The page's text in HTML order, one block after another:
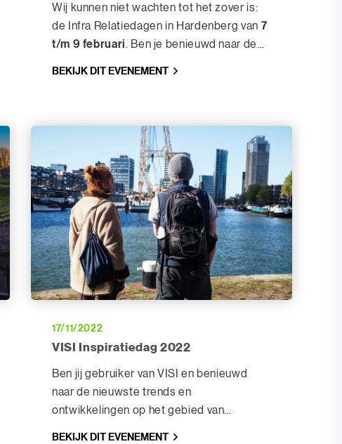
Wij kunnen niet wachten tot het zover is:
de Infra Relatiedagen in Hardenberg van 7
t/m 9 februari. Ben je benieuwd naar de
BEKIJK DIT EVENEMENT
17/11/2022
VISI Inspiratiedag 2022
Ben jij gebruiker van VISI en benieuwd
naar de nieuwste trends en
ontwikkelingen op het gebied van
BEKIJK DIT EVENEMENT